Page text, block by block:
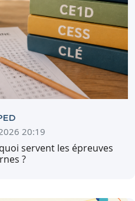
20:19
quoi servent les épreuves
?